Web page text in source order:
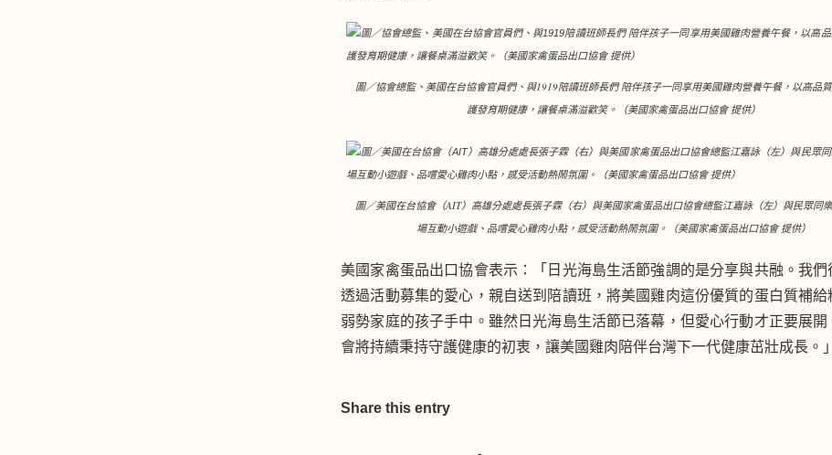
圖／協會總監、美國在台協會官員們、與1919陪讀班師長們 陪伴孩子一同享用美國雞肉營養午餐，以高品
護發育期健康，讓餐桌滿溢歡笑。（美國家禽蛋品出口協會 提供）
圖／美國在台協會（AIT）高雄分處處長張子霖（右）與美國家禽蛋品出口協會總監江嘉詠（左）與民眾同
場互動小遊戲、品嚐愛心雞肉小點，感受活動熱鬧氛圍。（美國家禽蛋品出口協會 提供）
美國家禽蛋品出口協會表示：「日光海島生活節強調的是分享與共融。我們
透過活動募集的愛心，親自送到陪讀班，將美國雞肉這份優質的蛋白質補給
弱勢家庭的孩子手中。雖然日光海島生活節已落幕，但愛心行動才正要展開
會將持續秉持守護健康的初衷，讓美國雞肉陪伴台灣下一代健康茁壯成長。」
Share this entry